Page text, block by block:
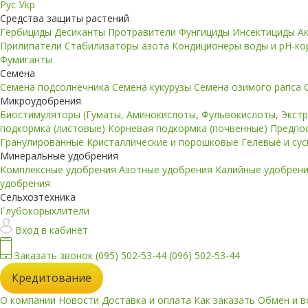
Рус Укр
Средства защиты растений
Гербициды Десиканты Протравители Фунгициды Инсектициды
Прилипатели Стабилизаторы азота Кондиционеры воды и pH-
Фумиганты
Семена
Семена подсолнечника Семена кукурузы Семена озимого рапса
Микроудобрения
Биостимуляторы (Гуматы, Аминокислоты, Фульвокислоты,
подкормка (листовые) Корневая подкормка (почвенные)
Гранулированные Кристаллические и порошковые Гелевые и
Минеральные удобрения
Комплексные удобрения Азотные удобрения Калийные
удобрения
Сельхозтехника
Глубокорыхлители
Вход в кабинет
Заказать звонок (095) 502-53-44 (096) 502-53-44
Кредитование
О компании Новости Доставка и оплата Как заказать Обмен и